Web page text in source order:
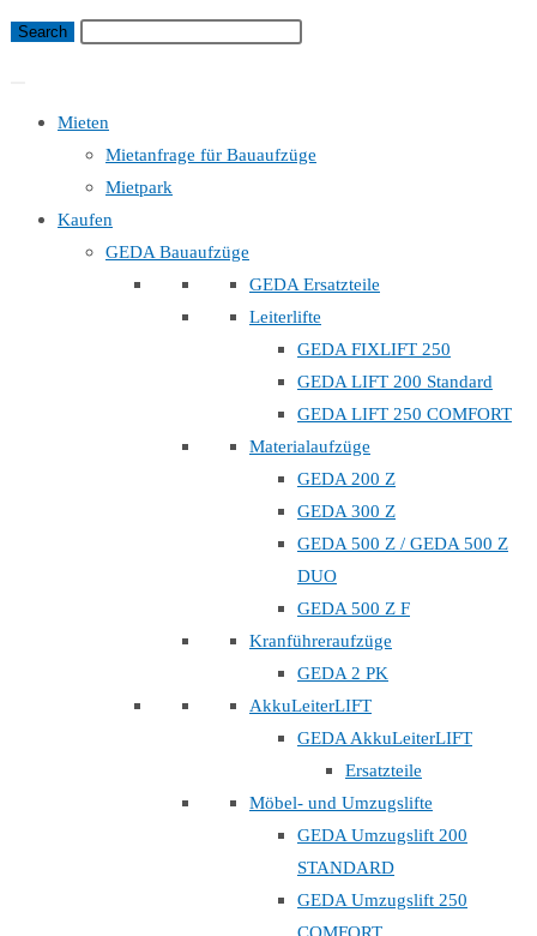
Mieten
Mietanfrage für Bauaufzüge
Mietpark
Kaufen
GEDA Bauaufzüge
GEDA Ersatzteile
Leiterlifte
GEDA FIXLIFT 250
GEDA LIFT 200 Standard
GEDA LIFT 250 COMFORT
Materialaufzüge
GEDA 200 Z
GEDA 300 Z
GEDA 500 Z / GEDA 500 Z
DUO
GEDA 500 Z F
Kranführeraufzüge
GEDA 2 PK
AkkuLeiterLIFT
GEDA AkkuLeiterLIFT
Ersatzteile
Möbel- und Umzugslifte
GEDA Umzugslift 200
STANDARD
GEDA Umzugslift 250